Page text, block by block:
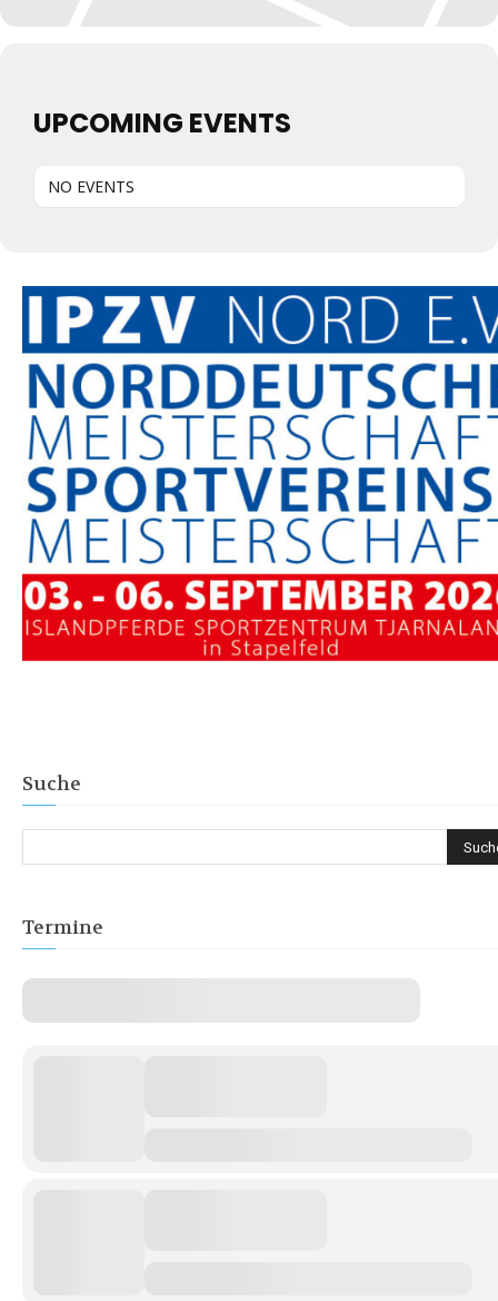
UPCOMING EVENTS
NO EVENTS
Suche
Termine